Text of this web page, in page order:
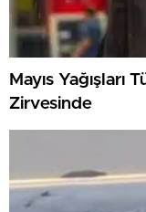
Mayıs Yağışları
Zirvesinde